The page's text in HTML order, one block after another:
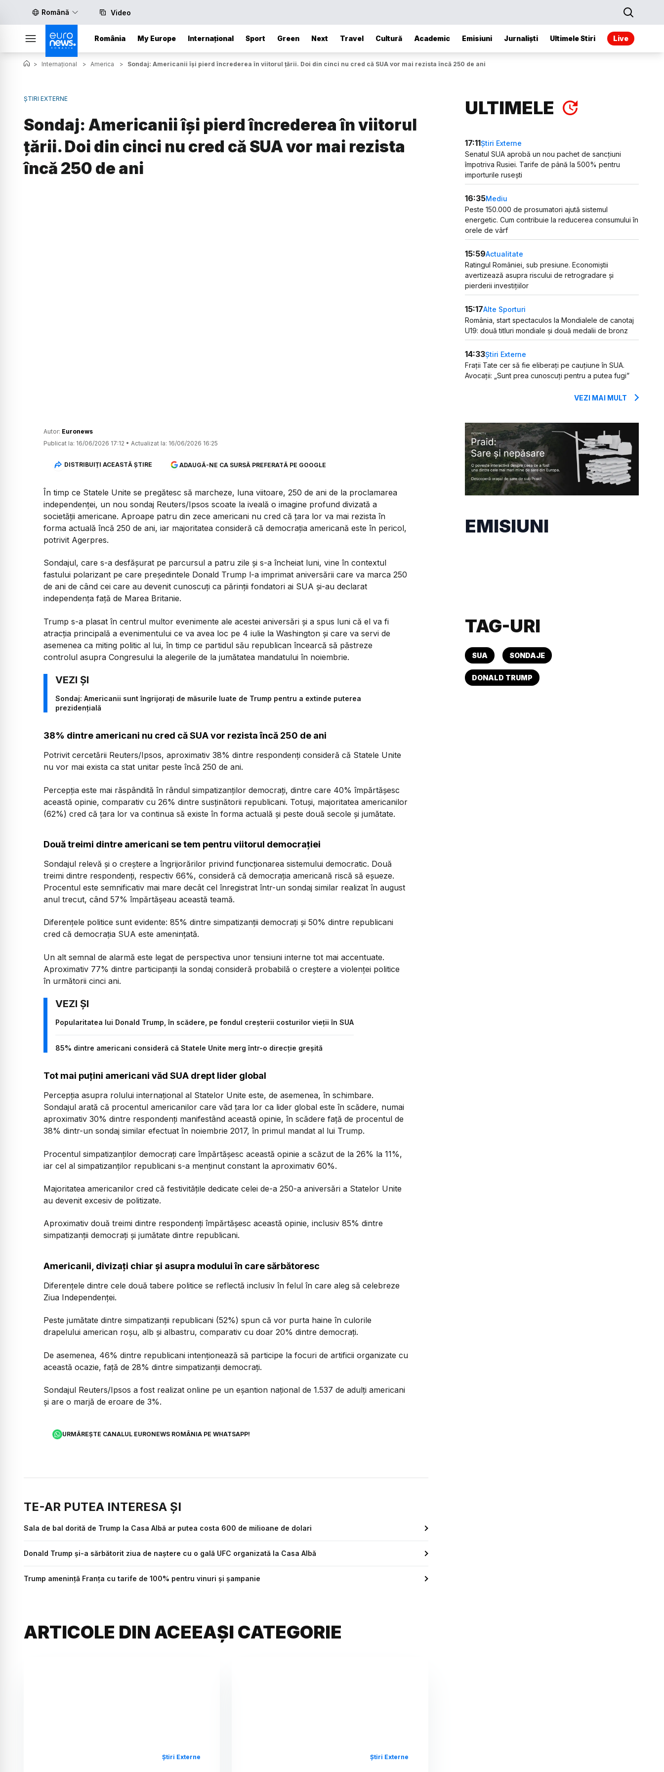
Română Video
România My Europe Internațional Sport Green Next Travel Cultură Academic Emisiuni Jurnaliști Ultimele Stiri Live
> Internațional > America > Sondaj: Americanii își pierd încrederea în viitorul țării. Doi din cinci nu cred că SUA vor mai rezista încă 250 de ani
ȘTIRI EXTERNE
Sondaj: Americanii își pierd încrederea în viitorul
țării. Doi din cinci nu cred că SUA vor mai rezista
încă 250 de ani
Autor: Euronews
Publicat la: 16/06/2026 17:12 • Actualizat la: 16/06/2026 16:25
DISTRIBUIȚI ACEASTĂ ȘTIRE ADAUGĂ-NE CA SURSĂ PREFERATĂ PE GOOGLE
În timp ce Statele Unite se pregătesc să marcheze, luna viitoare, 250 de ani de la proclamarea
independenței, un nou sondaj Reuters/Ipsos scoate la iveală o imagine profund divizată a
societății americane. Aproape patru din zece americani nu cred că țara lor va mai rezista în
forma actuală încă 250 de ani, iar majoritatea consideră că democrația americană este în pericol,
potrivit Agerpres.
Sondajul, care s-a desfășurat pe parcursul a patru zile și s-a încheiat luni, vine în contextul
fastului polarizant pe care președintele Donald Trump l-a imprimat aniversării care va marca 250
de ani de când cei care au devenit cunoscuți ca părinții fondatori ai SUA și-au declarat
independența față de Marea Britanie.
Trump s-a plasat în centrul multor evenimente ale acestei aniversări și a spus luni că el va fi
atracția principală a evenimentului ce va avea loc pe 4 iulie la Washington și care va servi de
asemenea ca miting politic al lui, în timp ce partidul său republican încearcă să păstreze
controlul asupra Congresului la alegerile de la jumătatea mandatului în noiembrie.
Sondaj: Americanii sunt îngrijorați de măsurile luate de Trump pentru a extinde puterea
prezidențială
38% dintre americani nu cred că SUA vor rezista încă 250 de ani
Potrivit cercetării Reuters/Ipsos, aproximativ 38% dintre respondenți consideră că Statele Unite
nu vor mai exista ca stat unitar peste încă 250 de ani.
Percepția este mai răspândită în rândul simpatizanților democrați, dintre care 40% împărtășesc
această opinie, comparativ cu 26% dintre susținătorii republicani. Totuși, majoritatea americanilor
(62%) cred că țara lor va continua să existe în forma actuală și peste două secole și jumătate.
Două treimi dintre americani se tem pentru viitorul democrației
Sondajul relevă și o creștere a îngrijorărilor privind funcționarea sistemului democratic. Două
treimi dintre respondenți, respectiv 66%, consideră că democrația americană riscă să eșueze.
Procentul este semnificativ mai mare decât cel înregistrat într-un sondaj similar realizat în august
anul trecut, când 57% împărtășeau această teamă.
Diferențele politice sunt evidente: 85% dintre simpatizanții democrați și 50% dintre republicani
cred că democrația SUA este amenințată.
Un alt semnal de alarmă este legat de perspectiva unor tensiuni interne tot mai accentuate.
Aproximativ 77% dintre participanții la sondaj consideră probabilă o creștere a violenței politice
în următorii cinci ani.
Popularitatea lui Donald Trump, în scădere, pe fondul creșterii costurilor vieții în SUA
85% dintre americani consideră că Statele Unite merg într-o direcție greșită
Tot mai puțini americani văd SUA drept lider global
Percepția asupra rolului internațional al Statelor Unite este, de asemenea, în schimbare.
Sondajul arată că procentul americanilor care văd țara lor ca lider global este în scădere, numai
aproximativ 30% dintre respondenți manifestând această opinie, în scădere față de procentul de
38% dintr-un sondaj similar efectuat în noiembrie 2017, în primul mandat al lui Trump.
Procentul simpatizanților democrați care împărtășesc această opinie a scăzut de la 26% la 11%,
iar cel al simpatizanților republicani s-a menținut constant la aproximativ 60%.
Majoritatea americanilor cred că festivitățile dedicate celei de-a 250-a aniversări a Statelor Unite
au devenit excesiv de politizate.
Aproximativ două treimi dintre respondenți împărtășesc această opinie, inclusiv 85% dintre
simpatizanții democrați și jumătate dintre republicani.
Americanii, divizați chiar și asupra modului în care sărbătoresc
Diferențele dintre cele două tabere politice se reflectă inclusiv în felul în care aleg să celebreze
Ziua Independenței.
Peste jumătate dintre simpatizanții republicani (52%) spun că vor purta haine în culorile
drapelului american roșu, alb și albastru, comparativ cu doar 20% dintre democrați.
De asemenea, 46% dintre republicani intenționează să participe la focuri de artificii organizate cu
această ocazie, față de 28% dintre simpatizanții democrați.
Sondajul Reuters/Ipsos a fost realizat online pe un eșantion național de 1.537 de adulți americani
și are o marjă de eroare de 3%.
URMĂREȘTE CANALUL EURONEWS ROMÂNIA PE WHATSAPP!
TE-AR PUTEA INTERESA ȘI
Sala de bal dorită de Trump la Casa Albă ar putea costa 600 de milioane de dolari
Donald Trump și-a sărbătorit ziua de naștere cu o gală UFC organizată la Casa Albă
Trump amenință Franța cu tarife de 100% pentru vinuri și șampanie
ARTICOLE DIN ACEEAȘI CATEGORIE
Știri Externe Știri Externe
ULTIMELE
17:11Știri Externe
Senatul SUA aprobă un nou pachet de sancțiuni
împotriva Rusiei. Tarife de până la 500% pentru
importurile rusești
16:35Mediu
Peste 150.000 de prosumatori ajută sistemul
energetic. Cum contribuie la reducerea consumului în
orele de vârf
15:59Actualitate
Ratingul României, sub presiune. Economiștii
avertizează asupra riscului de retrogradare și
pierderii investițiilor
15:17Alte Sporturi
România, start spectaculos la Mondialele de canotaj
U19: două titluri mondiale și două medalii de bronz
14:33Știri Externe
Frații Tate cer să fie eliberați pe cauțiune în SUA.
Avocații: „Sunt prea cunoscuți pentru a putea fugi”
VEZI MAI MULT
EMISIUNI
TAG-URI
SUA SONDAJE
DONALD TRUMP